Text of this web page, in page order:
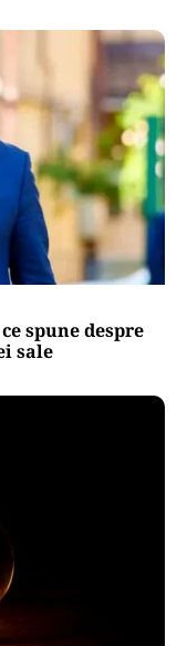
spune despre
sale